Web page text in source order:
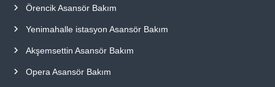
Örencik Asansör Bakım
Yenimahalle istasyon Asansör Bakım
Akşemsettin Asansör Bakım
Opera Asansör Bakım